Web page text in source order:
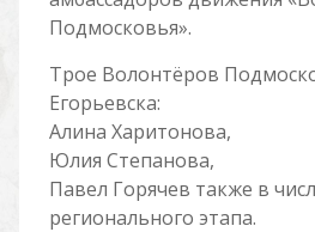
Подмосковья».
Трое Волонтёров
Егорьевска:
Алина Харитонова,
Юлия Степанова,
Павел Горячев также в
регионального этапа.